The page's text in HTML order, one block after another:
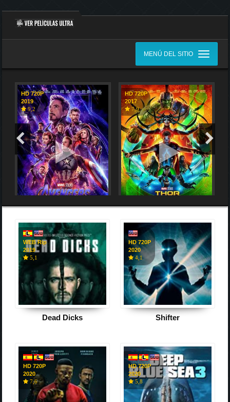
MENÚ DEL SITIO
HD 720P
2019
9,2
HD 720P
2017
7,9
WEB Rip
2019
5,1
Dead Dicks
HD 720P
2020
4,1
Shifter
HD 720P
2020
7,6
HD 720P
2020
5,8